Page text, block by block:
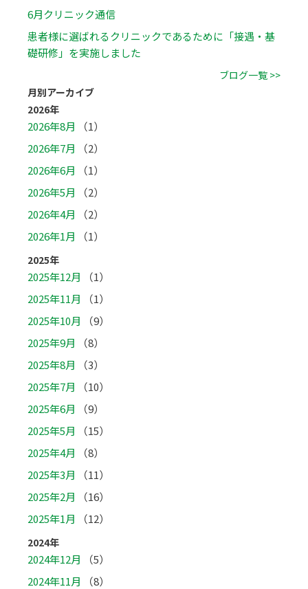
6月クリニック通信
患者様に選ばれるクリニックであるために「接遇・基
礎研修」を実施しました
ブログ一覧 >>
月別アーカイブ
2026年
2026年8月
（1）
2026年7月
（2）
2026年6月
（1）
2026年5月
（2）
2026年4月
（2）
2026年1月
（1）
2025年
2025年12月
（1）
2025年11月
（1）
2025年10月
（9）
2025年9月
（8）
2025年8月
（3）
2025年7月
（10）
2025年6月
（9）
2025年5月
（15）
2025年4月
（8）
2025年3月
（11）
2025年2月
（16）
2025年1月
（12）
2024年
2024年12月
（5）
2024年11月
（8）